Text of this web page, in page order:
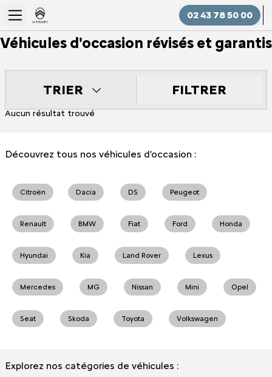
02 43 78 50 00
Véhicules d'occasion révisés et garantis
TRIER FILTRER
Aucun résultat trouvé
Découvrez tous nos véhicules d'occasion :
Citroën Dacia DS Peugeot
Renault BMW Fiat Ford Honda
Hyundai Kia Land Rover Lexus
Mercedes MG Nissan Mini Opel
Seat Skoda Toyota Volkswagen
Explorez nos catégories de véhicules :